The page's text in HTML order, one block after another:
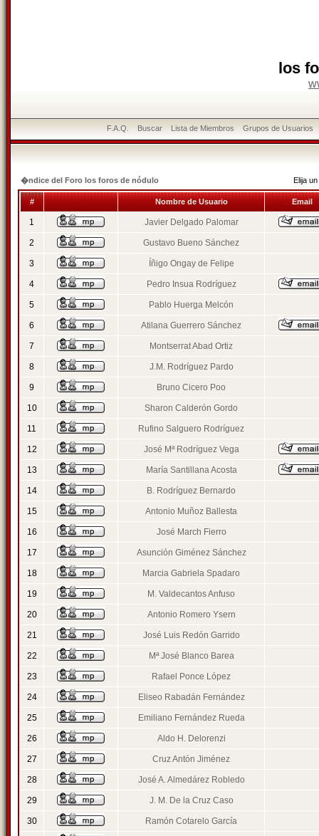
los
F.A.Q. Buscar Lista de Miembros Grupos de Usuarios
�ndice del Foro los foros de nódulo Elija
# Nombre de Usuario Email
1 Javier Delgado Palomar
2 Gustavo Bueno Sánchez
3 Íñigo Ongay de Felipe
4 Pedro Insua Rodríguez
5 Pablo Huerga Melcón
6 Atilana Guerrero Sánchez
7 Montserrat Abad Ortiz
8 J.M. Rodríguez Pardo
9 Bruno Cicero Poo
10 Sharon Calderón Gordo
11 Rufino Salguero Rodríguez
12 José Mª Rodríguez Vega
13 María Santillana Acosta
14 B. Rodríguez Bernardo
15 Antonio Muñoz Ballesta
16 José March Fierro
17 Asunción Giménez Sánchez
18 Marcia Gabriela Spadaro
19 M. Valdecantos Anfuso
20 Antonio Romero Ysern
21 José Luis Redón Garrido
22 Mª José Blanco Barea
23 Rafael Ponce López
24 Eliseo Rabadán Fernández
25 Emiliano Fernández Rueda
26 Aldo H. Delorenzi
27 Cruz Antón Jiménez
28 José A. Almedárez Robledo
29 J. M. De la Cruz Caso
30 Ramón Cotarelo García